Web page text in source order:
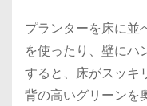
プランターを床に並
を使ったり、壁にハ
すると、床がスッキ
背の高いグリーンを